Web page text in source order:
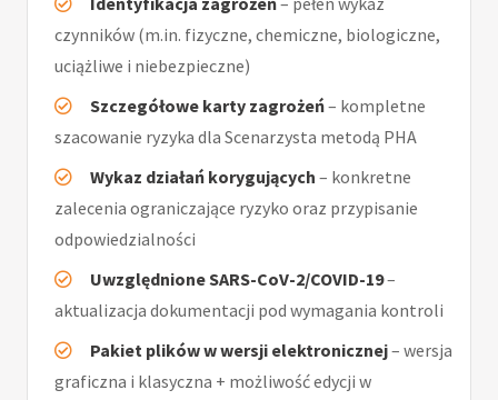
czynników (m.in. fizyczne, chemiczne, biologiczne,
uciążliwe i niebezpieczne)
Szczegółowe karty zagrożeń– kompletne
szacowanie ryzyka dla Scenarzysta metodą PHA
Wykaz działań korygujących – konkretne
zalecenia ograniczające ryzyko oraz przypisanie
odpowiedzialności
Uwzględnione SARS-CoV-2/COVID-19–
aktualizacja dokumentacji pod wymagania kontroli
Pakiet plików w wersji elektronicznej– wersja
graficzna i klasyczna + możliwość edycji w